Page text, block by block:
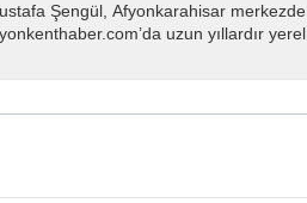
Şengül, Afyonkarahisar merkezde
uzun yıllardır